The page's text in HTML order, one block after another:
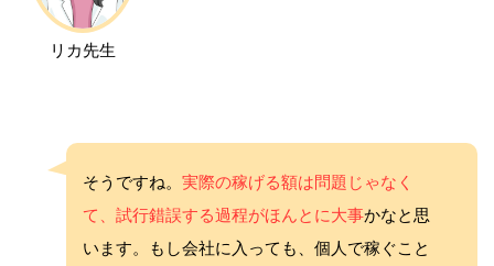
リカ先生
そうですね。 実際の稼げる額は問題じゃなく
て、試行錯誤する過程がほんとに大事かなと思
います。もし会社に入っても、個人で稼ぐこと